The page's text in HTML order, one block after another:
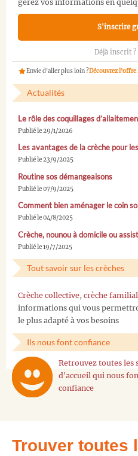
gérez vos informations en
S'inscrire
Déjà inscrit ?
Envie d'aller plus loin ?Découvrez l'offre
Actualités
Le rôle des coquillages
Publié le 29/1/2026
Les avantages de la crèche pour
Publié le 23/9/2025
Routine sos démangeaisons
Publié le 07/9/2025
Comment bien aménager le coin
Publié le 04/8/2025
Crèche, nounou à domicile ou
Publié le 19/7/2025
Tout savoir sur les crèches
Crèche collective, crèche
informations qui vous
le plus adapté à vos besoins
Ils nous font confiance
Retrouvez toutes les
d'accueil qui nous
confiance
Trouver toutes